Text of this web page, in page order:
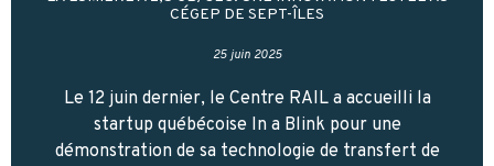
CÉGEP DE SEPT-ÎLES
25 juin 2025
Le 12 juin dernier, le Centre RAIL a accueilli la
startup québécoise In a Blink pour une
démonstration de sa technologie de transfert de